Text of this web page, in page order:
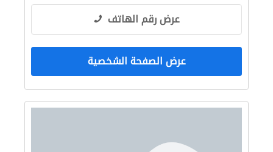
عرض رقم الهاتف
عرض الصفحة الشخصية